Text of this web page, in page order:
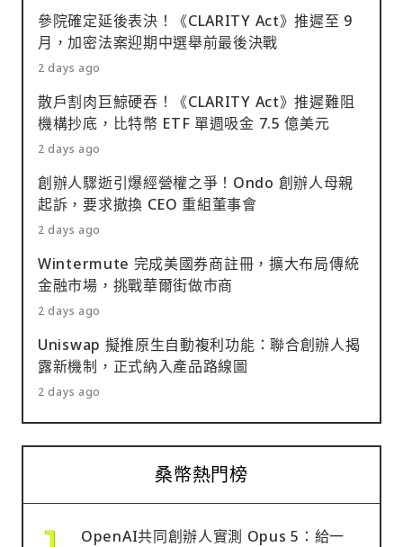
參院確定延後表決！《CLARITY Act》推遲至 9
月，加密法案迎期中選舉前最後決戰
2 days ago
散戶割肉巨鯨硬吞！《CLARITY Act》推遲難阻
機構抄底，比特幣 ETF 單週吸金 7.5 億美元
2 days ago
創辦人驟逝引爆經營權之爭！Ondo 創辦人母親
起訴，要求撤換 CEO 重組董事會
2 days ago
Wintermute 完成美國券商註冊，擴大布局傳統
金融市場，挑戰華爾街做市商
2 days ago
Uniswap 擬推原生自動複利功能：聯合創辦人揭
露新機制，正式納入產品路線圖
2 days ago
桑幣熱門榜
OpenAI共同創辦人實測 Opus 5：給一